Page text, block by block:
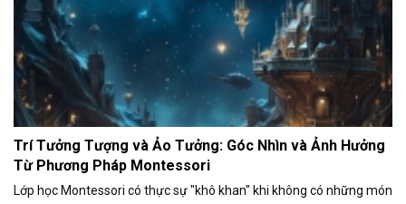
Trí Tưởng Tượng và Ảo Tưởng: Góc Nhìn và Ảnh Hưởng
Từ Phương Pháp Montessori
Lớp học Montessori có thực sự "khô khan" khi không có những món